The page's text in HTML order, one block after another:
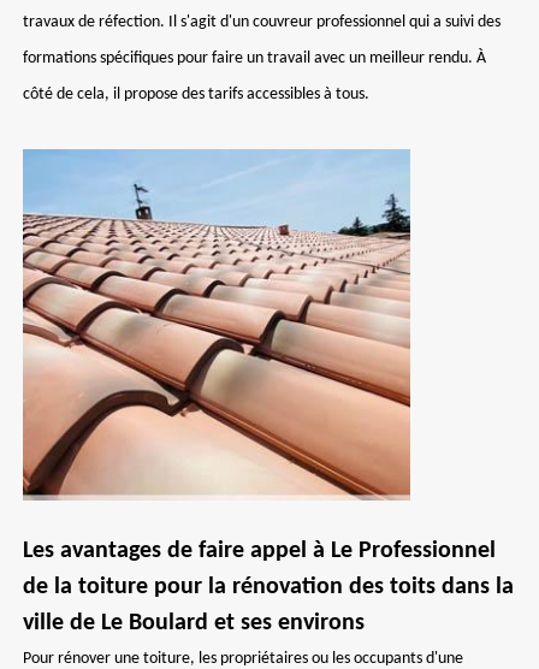
travaux de réfection. Il s'agit d'un couvreur professionnel qui a suivi des
formations spécifiques pour faire un travail avec un meilleur rendu. À
côté de cela, il propose des tarifs accessibles à tous.
Les avantages de faire appel à Le Professionnel
de la toiture pour la rénovation des toits dans la
ville de Le Boulard et ses environs
Pour rénover une toiture, les propriétaires ou les occupants d'une